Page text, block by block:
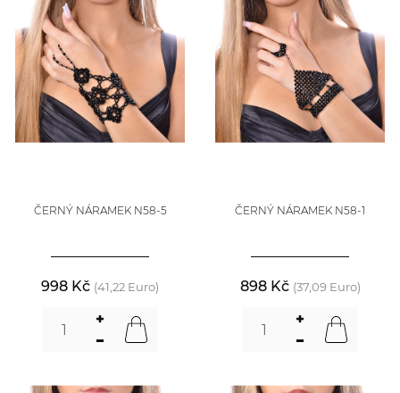
ČERNÝ NÁRAMEK N58-5
998 Kč (41,22 Euro)
ČERNÝ NÁRAMEK N58-1
898 Kč (37,09 Euro)